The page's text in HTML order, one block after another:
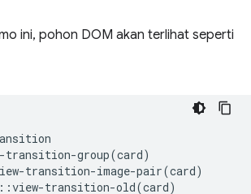
ini, pohon DOM akan terlihat seperti
group(card)
transition-image-pair(card)
transition-old(card)